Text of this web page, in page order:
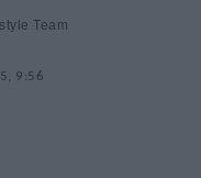
Team
9:56